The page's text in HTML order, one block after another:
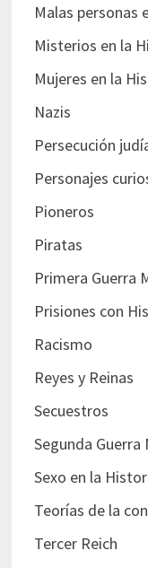
Malas personas
Misterios en la
Mujeres en la
Nazis
Persecución
Personajes
Pioneros
Piratas
Primera Guerra
Prisiones con
Racismo
Reyes y Reinas
Secuestros
Segunda Guerra
Sexo en la
Teorías de la
Tercer Reich